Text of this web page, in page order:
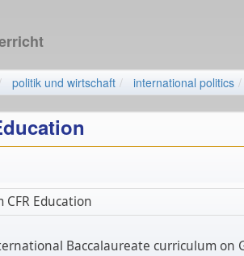
politik und wirtschaft international politics
CFR Education
Baccalaureate curriculum on